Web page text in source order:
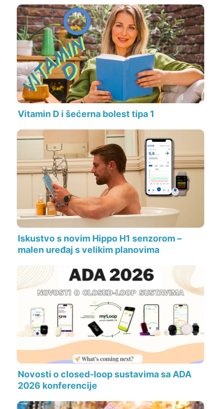
Vitamin D i šećerna bolest tipa 1
Iskustvo s novim Hippo H1 senzorom –
malen uređaj s velikim planovima
Novosti o closed-loop sustavima sa ADA
2026 konferencije